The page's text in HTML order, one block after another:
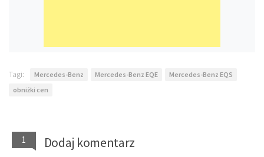
Tagi: Mercedes-Benz Mercedes-Benz EQE
Mercedes-Benz EQS
obniżki cen
1 Dodaj komentarz